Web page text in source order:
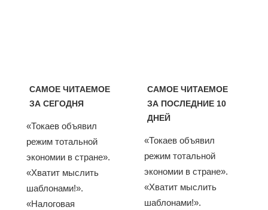
САМОЕ ЧИТАЕМОЕ
ЗА СЕГОДНЯ
«Токаев объявил
режим тотальной
экономии в стране».
«Хватит мыслить
шаблонами!».
«Налоговая
САМОЕ ЧИТАЕМОЕ
ЗА ПОСЛЕДНИЕ 10
ДНЕЙ
«Токаев объявил
режим тотальной
экономии в стране».
«Хватит мыслить
шаблонами!».